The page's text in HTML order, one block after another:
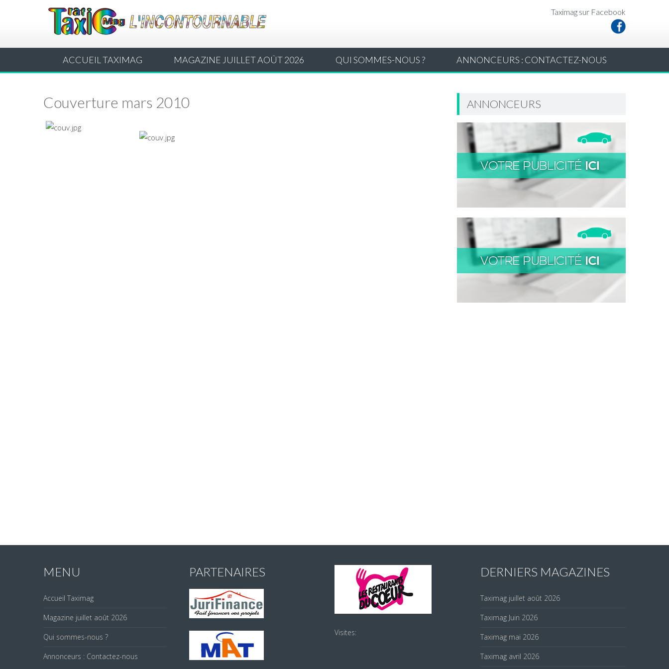
Taximag sur Facebook
ACCUEIL TAXIMAG MAGAZINE JUILLET AOÛT 2026 QUI SOMMES-NOUS ? ANNONCEURS : CONTACTEZ-NOUS
Couverture mars 2010 ANNONCEURS
MENU
Accueil Taximag
Magazine juillet août 2026
Qui sommes-nous ?
Annonceurs : Contactez-nous
PARTENAIRES
Visites:
DERNIERS MAGAZINES
Taximag juillet août 2026
Taximag Juin 2026
Taximag mai 2026
Taximag avril 2026